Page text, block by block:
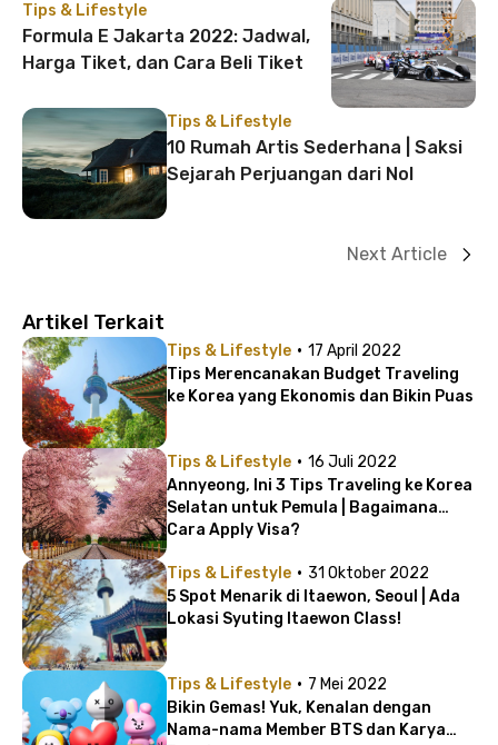
Tips & Lifestyle
Formula E Jakarta 2022: Jadwal,
Harga Tiket, dan Cara Beli Tiket
Tips & Lifestyle
10 Rumah Artis Sederhana | Saksi
Sejarah Perjuangan dari Nol
Next Article
Artikel Terkait
Tips & Lifestyle · 17 April 2022
Tips Merencanakan Budget Traveling
ke Korea yang Ekonomis dan Bikin Puas
Tips & Lifestyle · 16 Juli 2022
Annyeong, Ini 3 Tips Traveling ke Korea
Selatan untuk Pemula | Bagaimana
Cara Apply Visa?
Tips & Lifestyle · 31 Oktober 2022
5 Spot Menarik di Itaewon, Seoul | Ada
Lokasi Syuting Itaewon Class!
Tips & Lifestyle · 7 Mei 2022
Bikin Gemas! Yuk, Kenalan dengan
Nama-nama Member BTS dan Karya